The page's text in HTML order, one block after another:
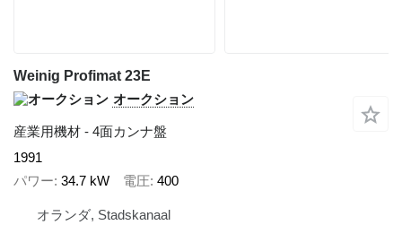
Weinig Profimat 23E
オークション
産業用機材 - 4面カンナ盤
1991
パワー 34.7 kW 電圧 400
オランダ, Stadskanaal